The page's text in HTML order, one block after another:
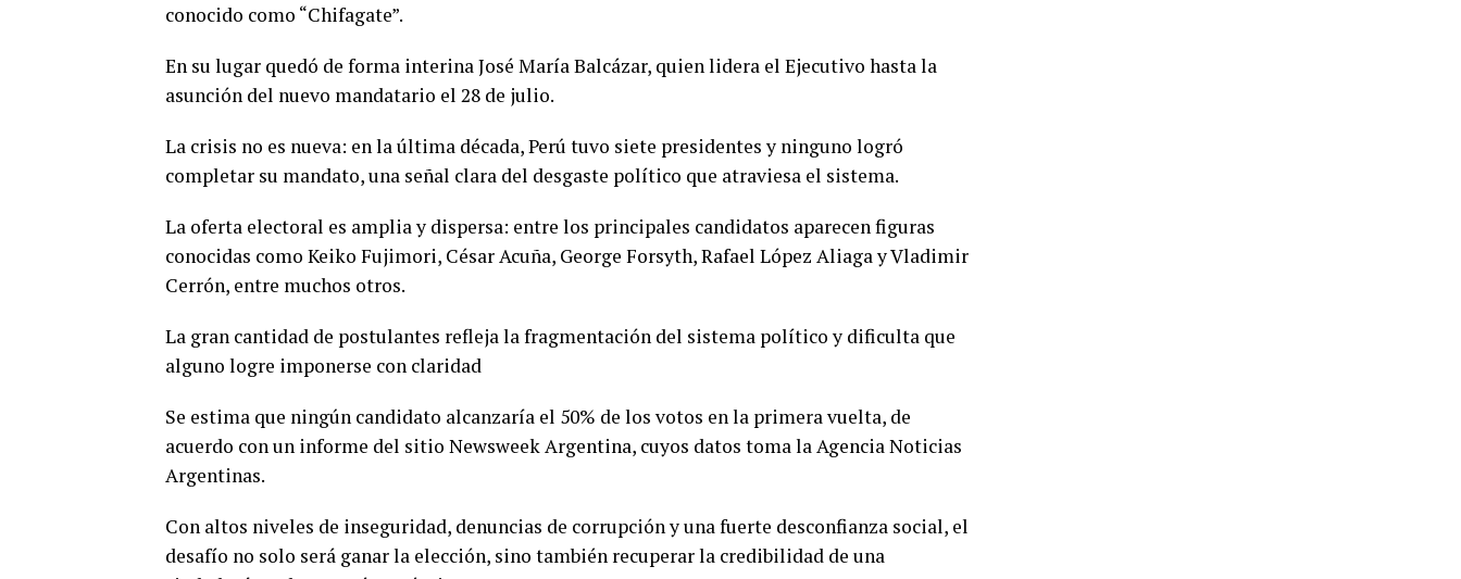
conocido como “Chifagate”.
En su lugar quedó de forma interina José María Balcázar, quien lidera el Ejecutivo hasta la
asunción del nuevo mandatario el 28 de julio.
La crisis no es nueva: en la última década, Perú tuvo siete presidentes y ninguno logró
completar su mandato, una señal clara del desgaste político que atraviesa el sistema.
La oferta electoral es amplia y dispersa: entre los principales candidatos aparecen figuras
conocidas como Keiko Fujimori, César Acuña, George Forsyth, Rafael López Aliaga y Vladimir
Cerrón, entre muchos otros.
La gran cantidad de postulantes refleja la fragmentación del sistema político y dificulta que
alguno logre imponerse con claridad
Se estima que ningún candidato alcanzaría el 50% de los votos en la primera vuelta, de
acuerdo con un informe del sitio Newsweek Argentina, cuyos datos toma la Agencia Noticias
Argentinas.
Con altos niveles de inseguridad, denuncias de corrupción y una fuerte desconfianza social, el
desafío no solo será ganar la elección, sino también recuperar la credibilidad de una